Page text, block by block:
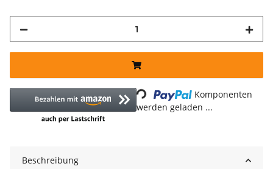
Loading...
Komponenten
werden geladen ...
Beschreibung